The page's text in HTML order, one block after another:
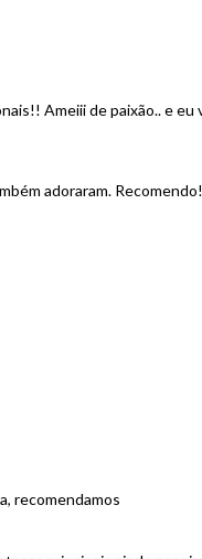
Ameiii de paixão.. e eu
adoraram. Recomendo!
recomendamos